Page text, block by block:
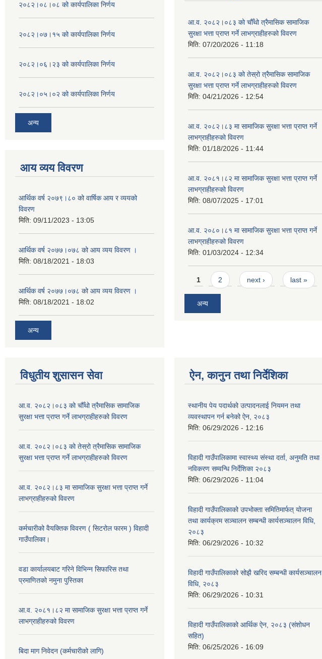
२०८२।०८।०८ को कार्यपालिका निर्णय
२०८२।०७।१५ को कार्यपालिका निर्णय
२०८२।०६।२३ को कार्यपालिका निर्णय
२०८२।०५।०२ को कार्यपालिका निर्णय
अन्य
आय व्यय विवरण
आर्थिक वर्ष २०७९।८० को वार्षिक आय र व्ययको
विवरण
मिति: 09/11/2023 - 13:05
आर्थिक वर्ष २०७७।०७८ को आय व्यय विवरण ।
मिति: 08/18/2021 - 18:03
आर्थिक वर्ष २०७७।०७८ को आय व्यय विवरण ।
मिति: 08/18/2021 - 18:02
अन्य
आ.व. २०८२।०८३ को चौँथो त्रैमासिक सामाजिक
सुरक्षा भत्ता प्राप्त गर्ने लाभग्राहीहरुको विवरण
मिति: 07/20/2026 - 11:18
आ.व. २०८२।०८३ को तेस्रो त्रैमासिक सामाजिक
सुरक्षा भत्ता प्राप्त गर्ने लाभग्राहीहरुको विवरण
मिति: 04/21/2026 - 12:54
आ.व. २०८२।८३ मा सामाजिक सुरक्षा भत्ता प्राप्त गर्ने
लाभग्राहीहरुको विवरण
मिति: 01/18/2026 - 11:44
आ.व. २०८१।८२ मा सामाजिक सुरक्षा भत्ता प्राप्त गर्ने
लाभग्राहीहरुको विवरण
मिति: 08/07/2025 - 17:01
आ.व. २०८०।८१ मा सामाजिक सुरक्षा भत्ता प्राप्त गर्ने
लाभग्राहीहरुको विवरण
मिति: 01/03/2024 - 12:34
Pages
1 2 next › last »
अन्य
विधुतीय शुसासन सेवा
आ.व. २०८२।०८३ को चौँथो त्रैमासिक सामाजिक
सुरक्षा भत्ता प्राप्त गर्ने लाभग्राहीहरुको विवरण
आ.व. २०८२।०८३ को तेस्रो त्रैमासिक सामाजिक
सुरक्षा भत्ता प्राप्त गर्ने लाभग्राहीहरुको विवरण
आ.व. २०८२।८३ मा सामाजिक सुरक्षा भत्ता प्राप्त गर्ने
लाभग्राहीहरुको विवरण
कर्मचारीको वैयक्तिक विवरण ( सिटरोल फारम ) विहादी
गाउँपालिका।
वडा कार्यालयबाट गरिने विभिन्न सिफारिस तथा
प्रमाणितको नमुना पुस्तिका
आ.व. २०८१।८२ मा सामाजिक सुरक्षा भत्ता प्राप्त गर्ने
लाभग्राहीहरुको विवरण
बिदा माग निवेदन (कर्मचारीको लागि)
ऐन, कानुन तथा निर्देशिका
स्थानीय पेय पदार्थको उत्पादनलाई नियमन तथा
व्यवस्थापन गर्न बनेको ऐन, २०८३
मिति: 06/29/2026 - 12:16
विहादी गाउँपालिकामा स्वास्थ्य संस्था दर्ता, अनुमति तथा
नविकरण सम्वन्धि निर्देशिका २०८३
मिति: 06/29/2026 - 11:04
विहादी गाउँपालिकाको उपभोक्ता समितिमार्फत् योजना
तथा कार्यक्रम सञ्चालन सम्बन्धी कार्यसञ्चालन विधि,
२०८३
मिति: 06/29/2026 - 10:32
विहादी गाउँपालिकाको सोझै खरिद सम्बन्धी कार्यसञ्चालन
विधि, २०८३
मिति: 06/29/2026 - 10:31
विहादी गाउँपालिकाको आर्थिक ऐन, २०८३ (संशोधन
सहित)
मिति: 06/25/2026 - 16:09